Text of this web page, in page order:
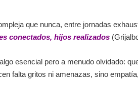
que nunca, entre jornadas
conectados, hijos realizados
esencial pero a menudo olvidado:
falta gritos ni amenazas, sino